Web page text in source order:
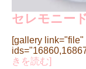
セレモニー
[gallery
きを読む]